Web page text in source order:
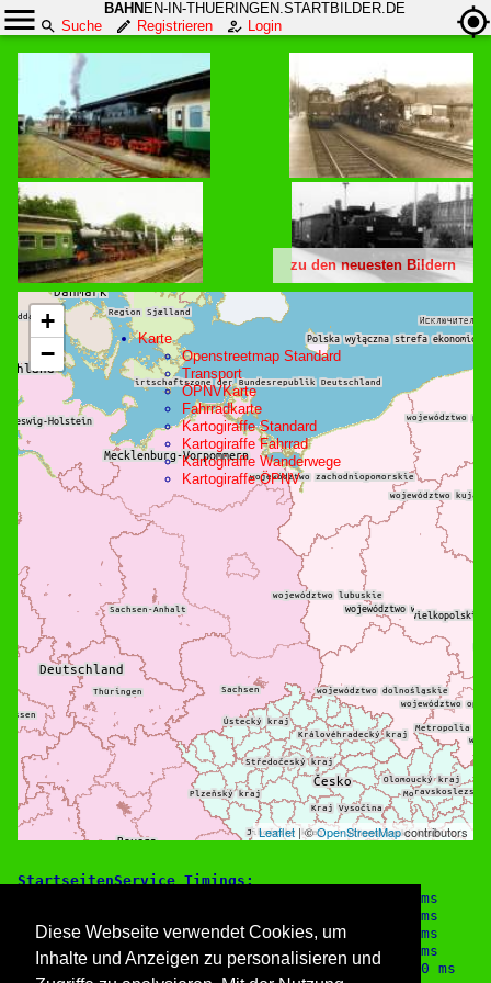
BAHN EN-IN-THUERINGEN.STARTBILDER.DE
Suche
Registrieren Login
zu den neuesten Bildern
Karte
Openstreetmap Standard
Transport
ÖPNVKarte
Fahrradkarte
Kartogiraffe Standard
Kartogiraffe Fahrrad
Kartogiraffe Wanderwege
Kartogiraffe ÖPNV
+
−
Leaflet | ©OpenStreetMapcontributors
StartseitenService Timings:
forum.count                            0.00 ms
  comments                               0.25 ms
  galleries.findAll                    160.20 ms
  latestothers.query.fahrzeugbilder      0.31 ms
  latestothers.container.fahrzeugbilder   11.10 ms
Diese Webseite verwendet Cookies, um
Inhalte und Anzeigen zu personalisieren und